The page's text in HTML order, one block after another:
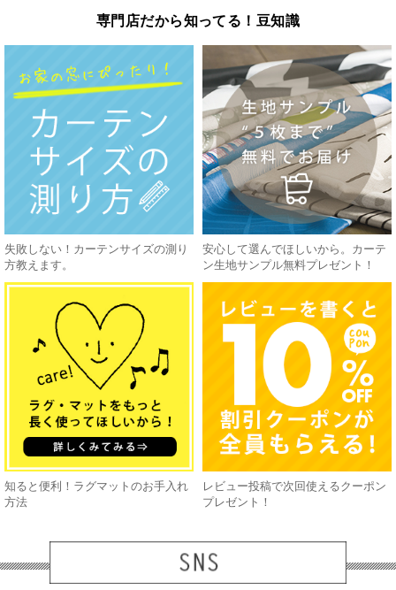
専門店だから知ってる！豆知識
失敗しない！カーテンサイズの測り
方教えます。
安心して選んでほしいから。カーテ
ン生地サンプル無料プレゼント！
知ると便利！ラグマットのお手入れ
方法
レビュー投稿で次回使えるクーポン
プレゼント！